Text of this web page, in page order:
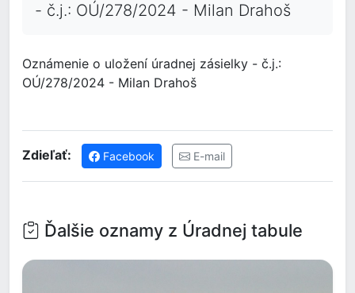
- č.j.: OÚ/278/2024 - Milan Drahoš
Oznámenie o uložení úradnej zásielky - č.j.:
OÚ/278/2024 - Milan Drahoš
Zdieľať: Facebook E-mail
Ďalšie oznamy z Úradnej tabule